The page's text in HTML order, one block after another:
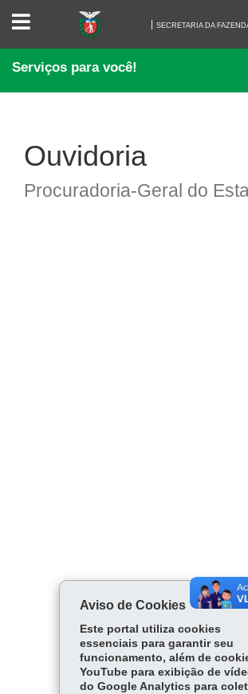
SECRETARIA
FAZENDA
SECRETARIA DA
Serviços para você!
Ouvidoria
Procuradoria-Geral do
Aviso de Cookies
Este portal utiliza cookies
essenciais para garantir seu
funcionamento, além de
YouTube para exibição de
do Google Analytics para